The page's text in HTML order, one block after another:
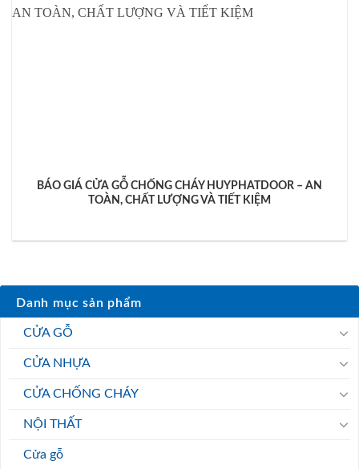
BÁO GIÁ CỬA GỖ CHỐNG CHÁY HUYPHATDOOR – AN
TOÀN, CHẤT LƯỢNG VÀ TIẾT KIỆM
Danh mục sản phẩm
CỬA GỖ
CỬA NHỰA
CỬA CHỐNG CHÁY
NỘI THẤT
Cửa gỗ